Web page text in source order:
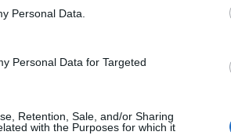
Personal Data.
Personal Data for Targeted
Retention, Sale, and/or Sharing
with the Purposes for which it
Πακέτο Αποδοχών
: Με πλήρες
περιόδους όπως Χριστούγεννα &
: Ομαδικό πρόγραμμα ασφάλισης ζωής
: Κάρτες μετακίνησης (ΟΣΕΘ)